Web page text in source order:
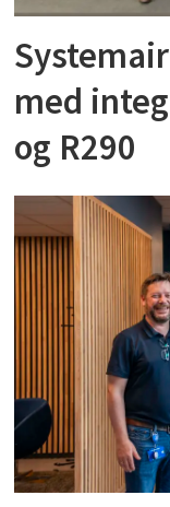
med
og R290